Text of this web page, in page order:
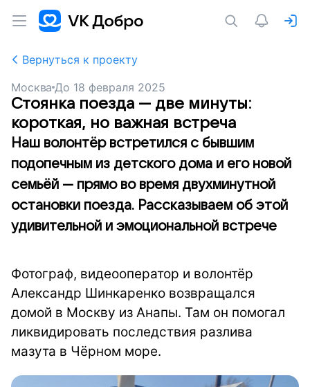
Вернуться к проекту
Москва До 18 февраля 2025
Стоянка поезда — две минуты:
короткая, но важная встреча
Наш волонтёр встретился с бывшим
подопечным из детского дома и его новой
семьёй — прямо во время двухминутной
остановки поезда. Рассказываем об этой
удивительной и эмоциональной встрече
Фотограф, видеооператор и волонтёр
Александр Шинкаренко возвращался
домой в Москву из Анапы. Там он помогал
ликвидировать последствия разлива
мазута в Чёрном море.